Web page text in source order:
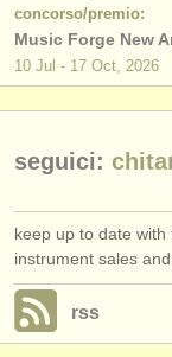
accedi
concorso/premio:
Music Forge New
10 Jul - 17 Oct, 2026
seguici:
keep up to date with
instrument sales
rss